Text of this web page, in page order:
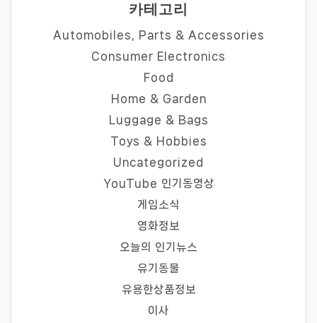
카테고리
Automobiles, Parts & Accessories
Consumer Electronics
Food
Home & Garden
Luggage & Bags
Toys & Hobbies
Uncategorized
YouTube 인기동영상
게임소식
영화정보
오늘의 인기뉴스
유기동물
유용한상품정보
이사